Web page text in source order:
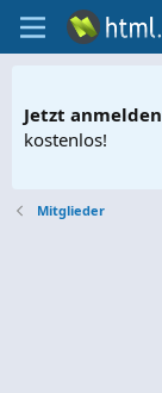
Jetzt anmelden
kostenlos!
Mitglieder